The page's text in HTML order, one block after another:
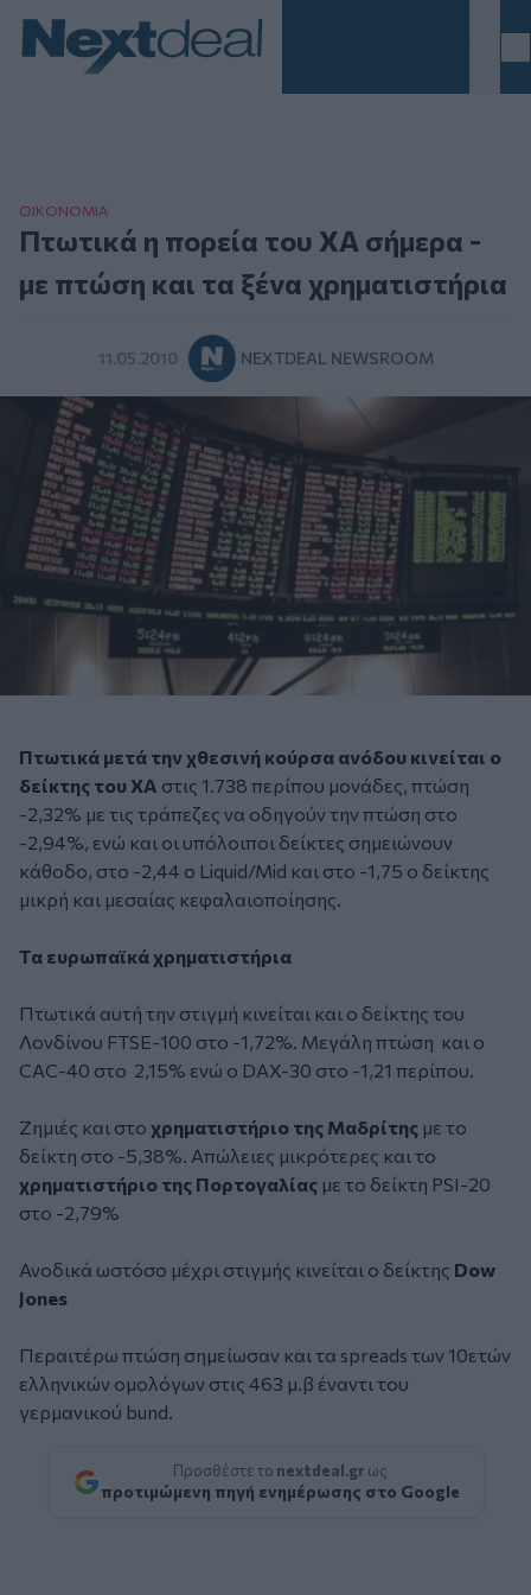
ΟΙΚΟΝΟΜΙΑ
Πτωτικά η πορεία του ΧΑ σήμερα -
με πτώση και τα ξένα χρηματιστήρια
11.05.2010 NEXTDEAL NEWSROOM
Πτωτικά μετά την χθεσινή κούρσα ανόδου κινείται ο
δείκτης του ΧΑ στις 1.738 περίπου μονάδες, πτώση
-2,32% με τις τράπεζες να οδηγούν την πτώση στο
-2,94%, ενώ και οι υπόλοιποι δείκτες σημειώνουν
κάθοδο, στο -2,44 ο Liquid/Mid και στο -1,75 ο δείκτης
μικρή και μεσαίας κεφαλαιοποίησης.
Τα ευρωπαϊκά χρηματιστήρια
Πτωτικά αυτή την στιγμή κινείται και ο δείκτης του
Λονδίνου FTSE-100 στο -1,72%. Μεγάλη πτώση και ο
CAC-40 στο 2,15% ενώ ο DAX-30 στο -1,21 περίπου.
Ζημιές και στο χρηματιστήριο της Μαδρίτης με το
δείκτη στο -5,38%. Απώλειες μικρότερες και το
χρηματιστήριο της Πορτογαλίας με το δείκτη PSI-20
στο -2,79%
Ανοδικά ωστόσο μέχρι στιγμής κινείται ο δείκτης Dow
Jones
Περαιτέρω πτώση σημείωσαν και τα spreads των 10ετών
ελληνικών ομολόγων στις 463 μ.β έναντι του
γερμανικού bund.
Προσθέστε το nextdeal.gr ως
προτιμώμενη πηγή ενημέρωσης στο Google